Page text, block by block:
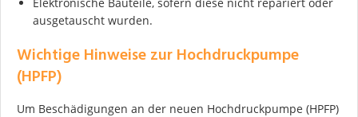
ausgetauscht wurden.
Wichtige Hinweise zur Hochdruckpumpe
(HPFP)
Um Beschädigungen an der neuen Hochdruckpumpe (HPFP)